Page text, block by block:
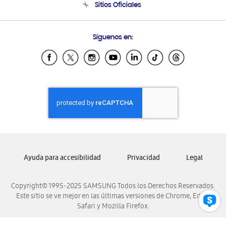
Soporte vía eMail
Sitios Oficiales
Samsung Ecuador
Samsung El Salvador
Samsung Honduras
Samsung Nicaragua
Samsung Panamá
Samsung Venezuela
Síguenos en:
Copyright© 1995-2025 SAMSUNG Todos los Derechos Reservados.
Este sitio se ve mejor en las últimas versiones de Chrome, Edge,
Safari y Mozilla Firefox.
Ayuda para accesibilidad Privacidad Legal